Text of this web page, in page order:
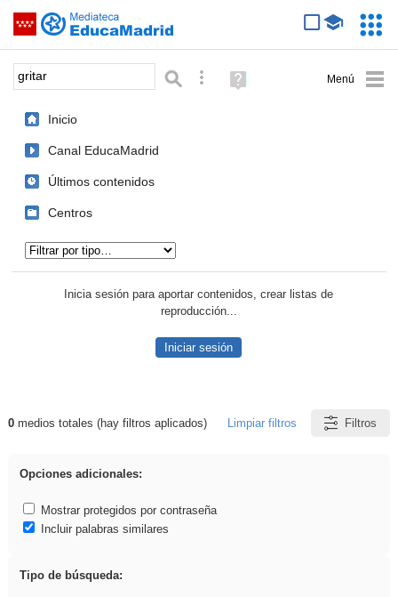
Saltar navegación
Palabra o frase: Búsqueda avanzada
Ayuda
(en
Inicio
Canal EducaMadrid
Últimos contenidos
Centros
Inicia sesión para aportar contenidos, crear listas de
reproducción...
Iniciar sesión
Resultados de: gritar
0medios totales (hay filtros aplicados) Limpiar filtros Filtros
Opciones adicionales:
Mostrar protegidos por contraseña
Incluir palabras similares
Tipo de búsqueda: